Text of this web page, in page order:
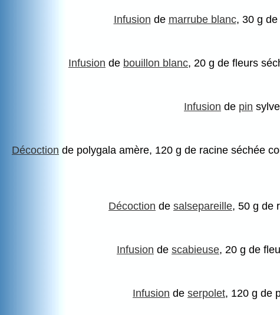
Infusion de marrube blanc, 30 g
Infusion de bouillon blanc, 20 g de fleurs
Infusion de pin
Décoction de polygala amère, 120 g de racine séchée
Décoction de salsepareille, 50 g de
Infusion de scabieuse, 20 g de
Infusion de serpolet, 120 g de